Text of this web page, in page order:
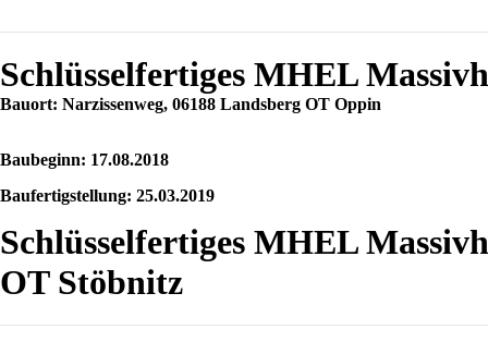
Schlüsselfertiges MHEL
Bauort: Narzissenweg, 06188 Landsberg OT Oppin
Baubeginn: 17.08.2018
Baufertigstellung: 25.03.2019
Schlüsselfertiges MHEL
OT Stöbnitz